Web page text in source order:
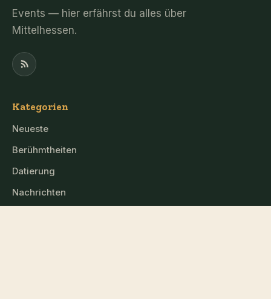
Events — hier erfährst du alles über
Mittelhessen.
Kategorien
Neueste
Berühmtheiten
Datierung
Nachrichten